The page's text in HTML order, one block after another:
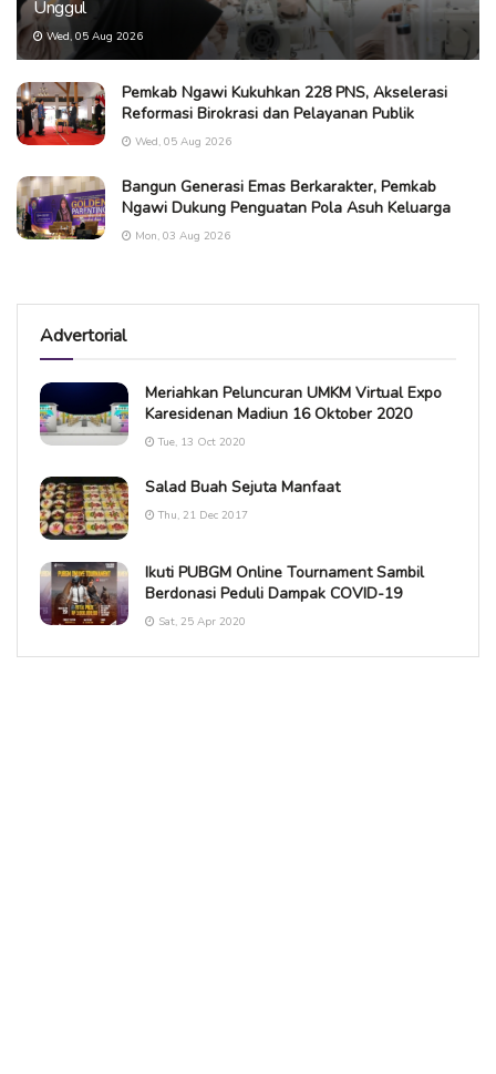
Unggul
Wed, 05 Aug 2026
Pemkab Ngawi Kukuhkan 228 PNS, Akselerasi
Reformasi Birokrasi dan Pelayanan Publik
Wed, 05 Aug 2026
Bangun Generasi Emas Berkarakter, Pemkab
Ngawi Dukung Penguatan Pola Asuh Keluarga
Mon, 03 Aug 2026
Advertorial
Meriahkan Peluncuran UMKM Virtual Expo
Karesidenan Madiun 16 Oktober 2020
Tue, 13 Oct 2020
Salad Buah Sejuta Manfaat
Thu, 21 Dec 2017
Ikuti PUBGM Online Tournament Sambil
Berdonasi Peduli Dampak COVID-19
Sat, 25 Apr 2020